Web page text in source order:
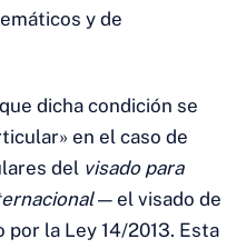
y de
dicha condición se
en el caso de
del visado para
— el visado de
la Ley 14/2013. Esta